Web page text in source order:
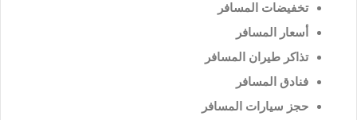
تخفيضات المسافر
أسعار المسافر
تذاكر طيران المسافر
فنادق المسافر
حجز سيارات المسافر